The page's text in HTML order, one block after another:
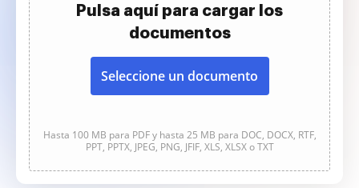
Pulsa aquí para cargar los
documentos
Seleccione un documento
Hasta 100 MB para PDF y hasta 25 MB para DOC, DOCX, RTF,
PPT, PPTX, JPEG, PNG, JFIF, XLS, XLSX o TXT